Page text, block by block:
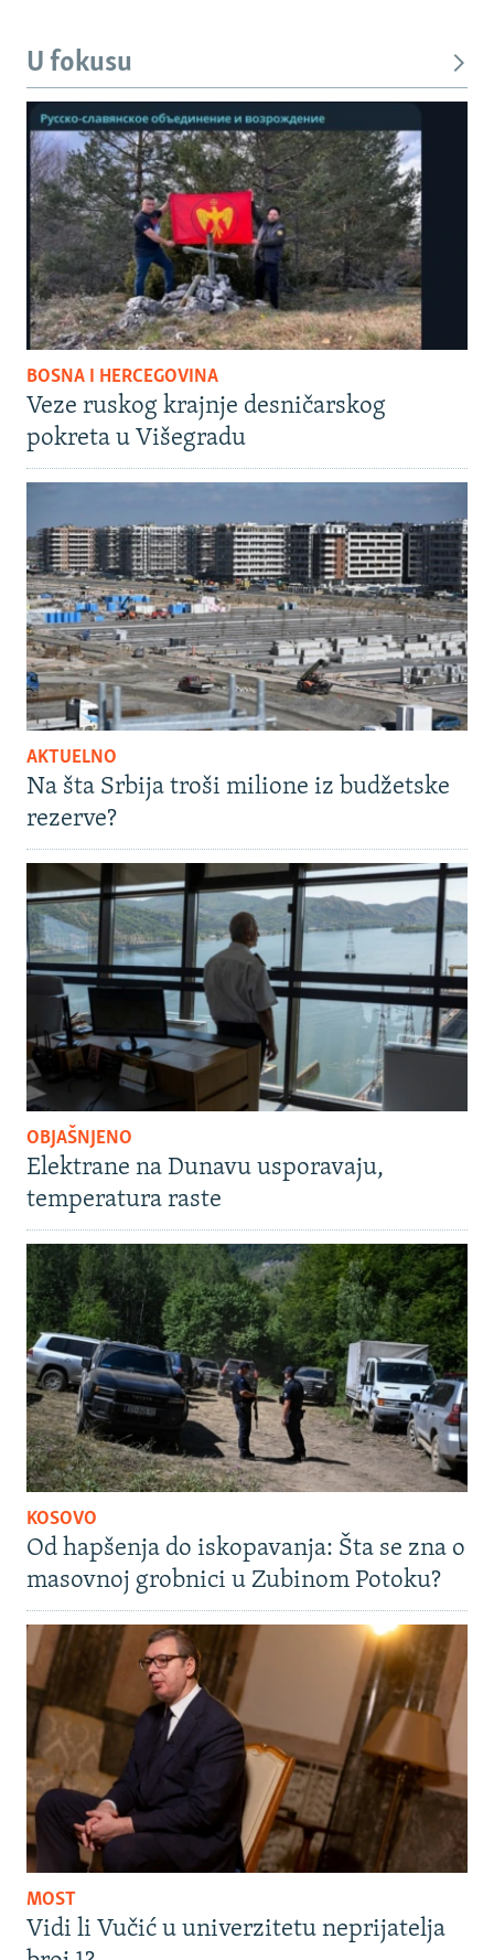
U fokusu
BOSNA I HERCEGOVINA
Veze ruskog krajnje desničarskog
pokreta u Višegradu
AKTUELNO
Na šta Srbija troši milione iz budžetske
rezerve?
OBJAŠNJENO
Elektrane na Dunavu usporavaju,
temperatura raste
KOSOVO
Od hapšenja do iskopavanja: Šta se zna o
masovnoj grobnici u Zubinom Potoku?
MOST
Vidi li Vučić u univerzitetu neprijatelja